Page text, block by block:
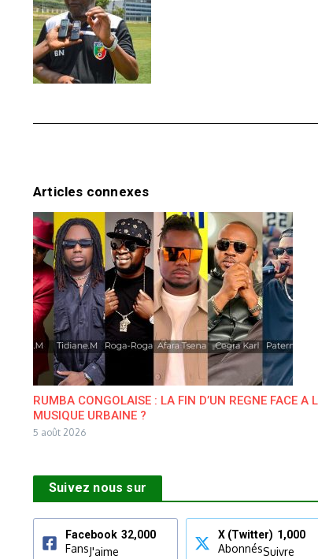
Articles connexes
RUMBA CONGOLAISE : LA FIN D’UN REGNE FACE A
MUSIQUE URBAINE ?
5 août 2026
Suivez nous sur
Facebook 32,000
FansJ'aime
X (Twitter) 1,000
AbonnésSuivre